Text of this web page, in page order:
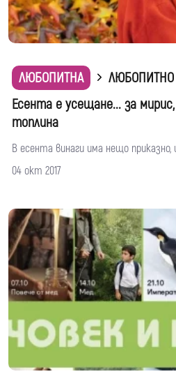
ЛЮБОПИТНА
ЛЮБОПИТНО
Есента е усещане... за
топлина
В есента винаги има нещо приказно,
04 окт 2017